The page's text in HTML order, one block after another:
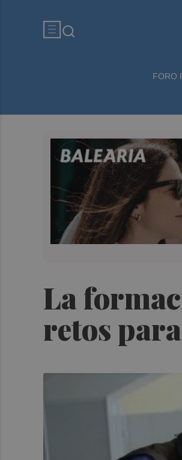
FORO
La
retos